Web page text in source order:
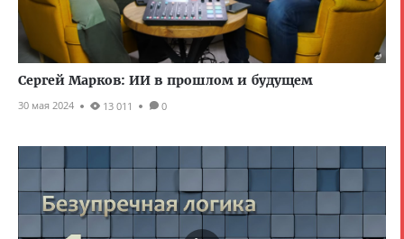
Сергей Марков: ИИ в прошлом и будущем
30 мая 2024 13 011 0